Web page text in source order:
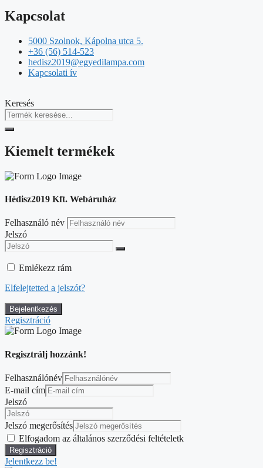
Kapcsolat
5000 Szolnok, Kápolna utca 5.
+36 (56) 514-523
hedisz2019@egyedilampa.com
Kapcsolati ív
Keresés
Kiemelt termékek
Hédisz2019 Kft. Webáruház
Felhasználó név
Jelszó
Emlékezz rám
Elfelejtetted a jelszót?
Regisztráció
Regisztrálj hozzánk!
Felhasználónév
E-mail cím
Jelszó
Jelszó megerősítés
Elfogadom az általános szerződési feltételetk
Jelentkezz be!